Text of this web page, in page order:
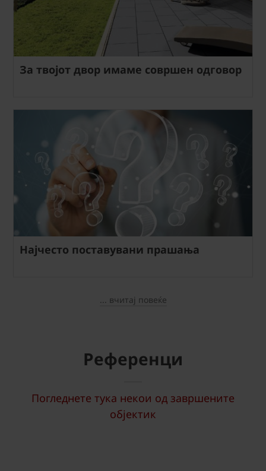
За твојот двор имаме совршен одговор
Најчесто поставувани прашања
... вчитај повеќе
Референци
Погледнете тука некои од завршените
објектик